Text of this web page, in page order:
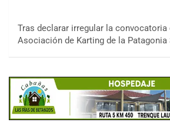
Tras declarar irregular la convocatoria
Asociación de Karting de la Patagonia